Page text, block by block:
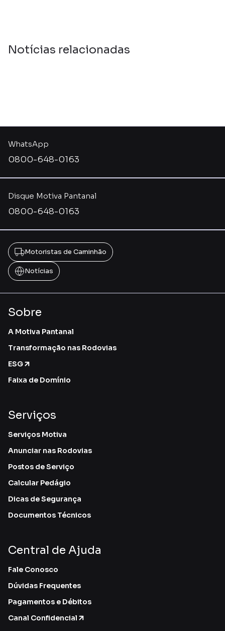
Notícias relacionadas
Disque Motiva Pantanal
0800-648-0163
WhatsApp
0800-648-0163
Motoristas de Caminhão
Notícias
Sobre
A Motiva Pantanal
Transformação nas Rodovias
ESG
Faixa de Domínio
Serviços
Serviços Motiva
Anunciar nas Rodovias
Postos de Serviço
Calcular Pedágio
Dicas de Segurança
Documentos Técnicos
Central de Ajuda
Fale Conosco
Dúvidas Frequentes
Pagamentos e Débitos
Canal Confidencial